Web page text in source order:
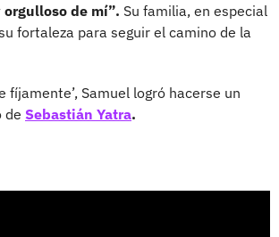
de mí”. Su familia, en especial
fortaleza para seguir el camino de la
fíjamente’, Samuel logró hacerse un
de Sebastián Yatra.